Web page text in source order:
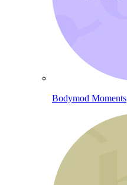
Bodymod Moments